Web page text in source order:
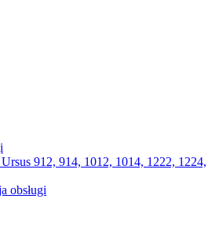
912, 914, 1012, 1014, 1222, 1224,
obsługi